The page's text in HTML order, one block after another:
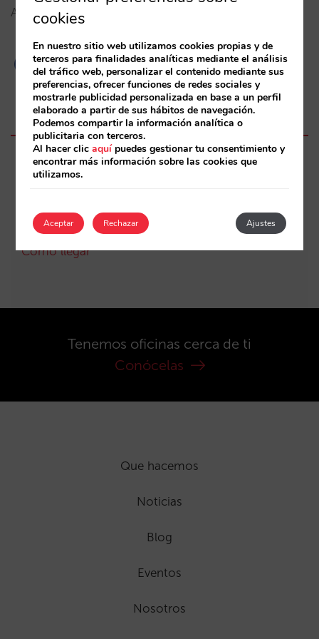
Aehcos.
Tuesday, 23 de November de 2021
C. Lince, Km 187 Marbella 29603 Spain
Cómo llegar
Tenemos oficinas cerca de ti
Conócelas
Que hacemos
Noticias
Blog
Eventos
Nosotros
cookies
En nuestro sitio web utilizamos cookies propias y de
terceros para finalidades analíticas mediante el análisis
del tráfico web, personalizar el contenido mediante sus
preferencias, ofrecer funciones de redes sociales y
mostrarle publicidad personalizada en base a un perfil
elaborado a partir de sus hábitos de navegación.
Podemos compartir la información analítica o
publicitaria con terceros.
Al hacer clicaquípuedes gestionar tu consentimiento y
encontrar más información sobre las cookies que
utilizamos.
Aceptar Ajustes
Rechazar